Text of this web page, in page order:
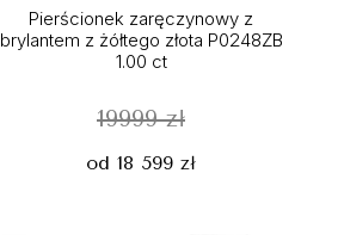
Pierścionek zaręczynowy z
brylantem z żółtego złota P0248ZB
1.00 ct
19999 zł
od 18 599 zł